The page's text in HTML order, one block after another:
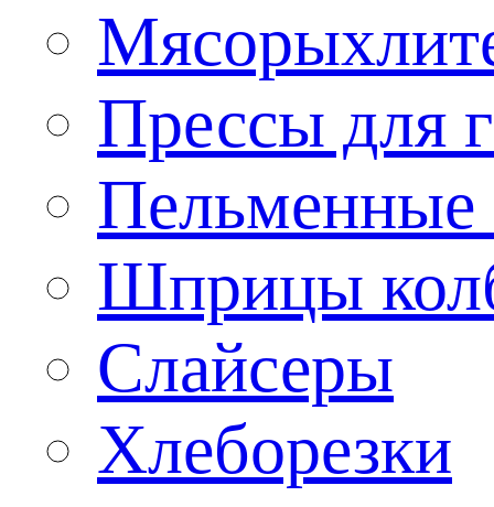
Прессы для
Пельменные
Шприцы
Слайсеры
Хлеборезки